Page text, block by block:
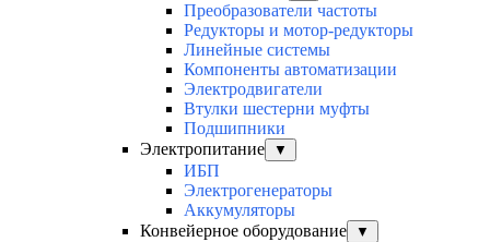
Преобразователи частоты
Редукторы и мотор-редукторы
Линейные системы
Компоненты автоматизации
Электродвигатели
Втулки шестерни муфты
Подшипники
Электропитание
▼
ИБП
Электрогенераторы
Аккумуляторы
Конвейерное оборудование
▼